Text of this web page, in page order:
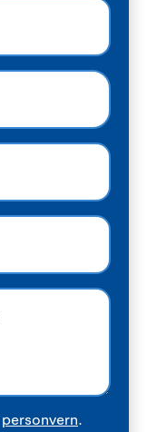
personvern.